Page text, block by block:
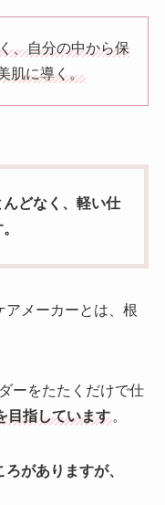
、自分の中から保
肌に導く。
どなく、軽い仕
アメーカーとは、根
ーをたたくだけで仕
目指しています。
がありますが、